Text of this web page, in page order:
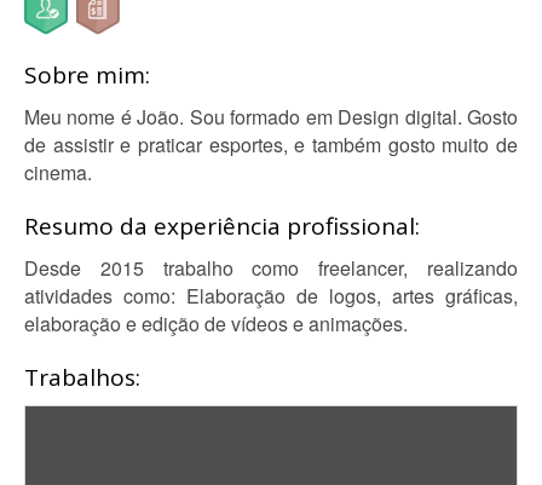
Sobre mim:
Meu nome é João. Sou formado em Design digital. Gosto
de assistir e praticar esportes, e também gosto muito de
cinema.
Resumo da experiência profissional:
Desde 2015 trabalho como freelancer, realizando
atividades como: Elaboração de logos, artes gráficas,
elaboração e edição de vídeos e animações.
Trabalhos: